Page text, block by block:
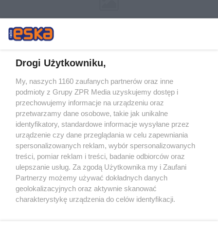
Żaden utwór zamieszczony w serwisie nie może być powielany i
rozpowszechniany lub dalej rozpowszechniany w jakikolwiek sposób (w
tym także elektroniczny lub mechaniczny) na jakimkolwiek polu
eksploatacji w jakiejkolwiek formie, włącznie z umieszczaniem w
Internecie bez pisemnej zgody właściciela praw. Jakiekolwiek użycie lub
wykorzystanie utworów w całości lub w części z naruszeniem prawa,
tzn. bez właściwej zgody, jest zabronione pod groźbą kary i może być
ścigane prawnie.
Drogi Użytkowniku,
My, naszych 1160 zaufanych partnerów oraz inne
podmioty z Grupy ZPR Media uzyskujemy dostęp i
przechowujemy informacje na urządzeniu oraz
przetwarzamy dane osobowe, takie jak unikalne
identyfikatory, standardowe informacje wysyłane przez
urządzenie czy dane przeglądania w celu zapewniania
spersonalizowanych reklam, wybór spersonalizowanych
treści, pomiar reklam i treści, badanie odbiorców oraz
ulepszanie usług. Za zgodą Użytkownika my i Zaufani
Partnerzy możemy używać dokładnych danych
geolokalizacyjnych oraz aktywnie skanować
charakterystykę urządzenia do celów identyfikacji.